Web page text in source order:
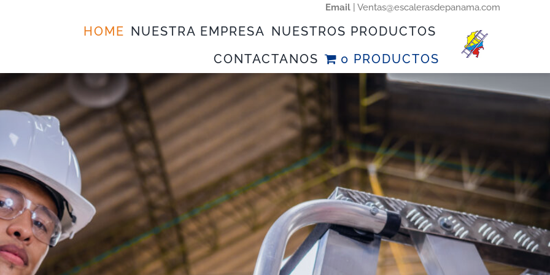
Email |Ventas@escalerasdepanama.com
HOME NUESTRA EMPRESA NUESTROS PRODUCTOS
CONTACTANOS
0 PRODUCTOS